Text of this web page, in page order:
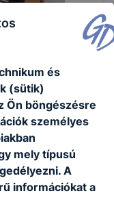
és
(sütik)
Ön böngészésre
személyes
mely típusú
A
információkat a